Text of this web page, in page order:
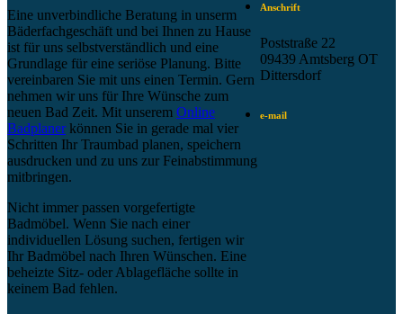
Eine unverbindliche Beratung in unserm
Bäderfachgeschäft und bei Ihnen zu Hause
ist für uns selbstverständlich und eine
Grundlage für eine seriöse Planung. Bitte
vereinbaren Sie mit uns einen Termin. Gern
nehmen wir uns für Ihre Wünsche zum
neuen Bad Zeit. Mit unserem Online
Badplanerkönnen Sie in gerade mal vier
Schritten Ihr Traumbad planen, speichern
ausdrucken und zu uns zur Feinabstimmung
mitbringen.
Nicht immer passen vorgefertigte
Badmöbel. Wenn Sie nach einer
individuellen Lösung suchen, fertigen wir
Ihr Badmöbel nach Ihren Wünschen. Eine
beheizte Sitz- oder Ablagefläche sollte in
keinem Bad fehlen.
Anschrift
Poststraße 22
09439 Amtsberg OT
Dittersdorf
e-mail